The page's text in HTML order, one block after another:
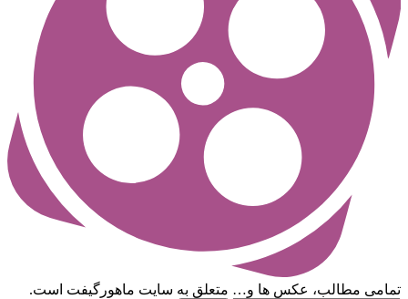
تمامی مطالب، عکس ها و… متعلق به سایت ماهورگیفت است.